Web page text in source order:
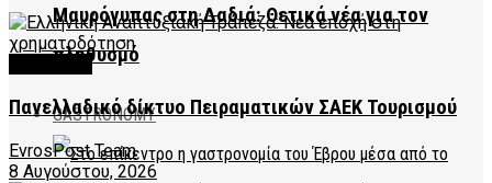
Μαυρόγυπας στη Δαδιά: Θετικά νέα για τον
πληθυσμό
GASTRONOMY
Πανελλαδικό δίκτυο Πειραματικών ΣΑΕΚ Τουρισμού
EvrosPost Team
8 Αυγούστου, 2026